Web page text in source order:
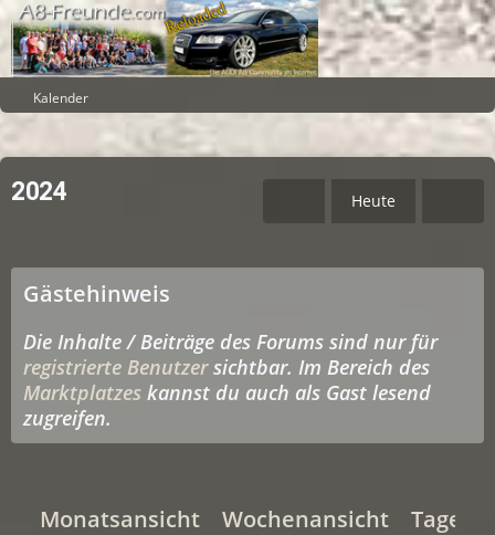
Kalender
2024 Heute
Gästehinweis
Die Inhalte / Beiträge des Forums sind nur für
registrierte Benutzersichtbar. Im Bereich des
Marktplatzes kannst du auch als Gast lesend
zugreifen.
Monatsansicht Wochenansicht